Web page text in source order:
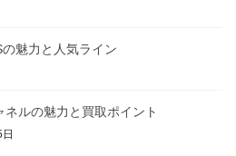
の魅力と人気ライン
ネルの魅力と買取ポイント